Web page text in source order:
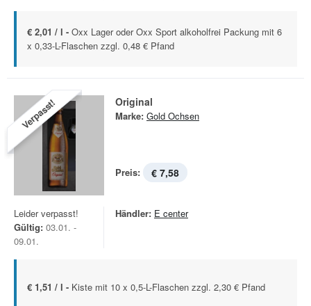
€ 2,01 / l - Oxx Lager oder Oxx Sport alkoholfrei Packung mit 6
x 0,33-L-Flaschen zzgl. 0,48 € Pfand
Verpasst! Original
Marke: Gold Ochsen
Preis: € 7,58
Leider verpasst!
Gültig: 03.01. -
09.01.
Händler: E center
€ 1,51 / l - Kiste mit 10 x 0,5-L-Flaschen zzgl. 2,30 € Pfand